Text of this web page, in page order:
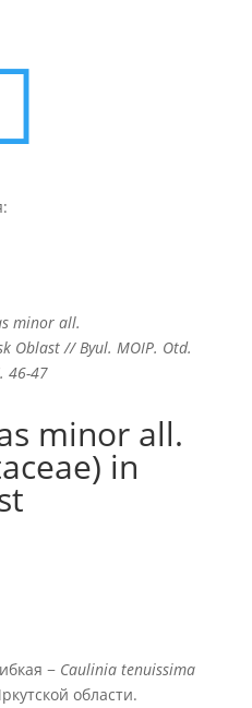
minor all.
Oblast // Byul. MOIP. Otd.
46-47
minor all.
in
− Caulinia tenuissima
области.